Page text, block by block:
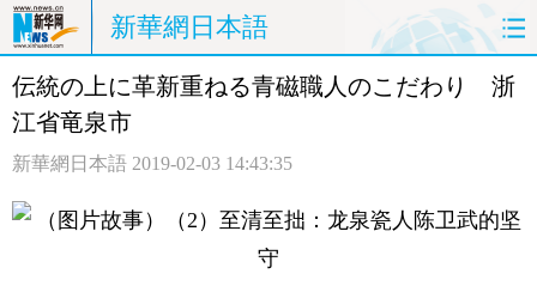
新華網日本語
ホームページ 政治 経済
観光 評論 写真
伝統の上に革新重ねる青磁職人のこだわり 浙
江省竜泉市
新華網日本語 2019-02-03 14:43:35